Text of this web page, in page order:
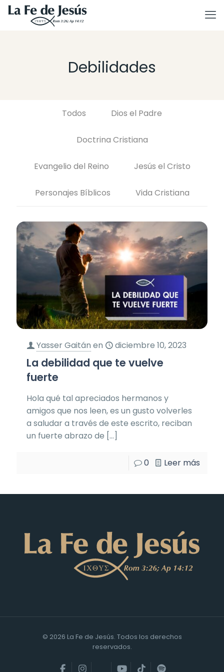
Debilidades
Todos Dios el Padre
Doctrina Cristiana
Evangelio del Reino Jesús el Cristo
Personajes Bíblicos Vida Cristiana
Yasser Gaitán en diciembre 10, 2023
La debilidad que te vuelve
fuerte
Hola qué tal apreciados hermanos y
amigos que nos leen, es un gusto volverles
a saludar a través de este escrito, reciban
un fuerte abrazo de […]
0 Leer más
© 2026 La Fe de Jesús. Todos los derechos
reservados.